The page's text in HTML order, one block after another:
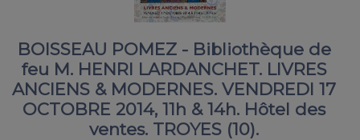
BOISSEAU POMEZ - Bibliothèque de
feu M. HENRI LARDANCHET. LIVRES
ANCIENS & MODERNES. VENDREDI 17
OCTOBRE 2014, 11h & 14h. Hôtel des
ventes. TROYES (10).